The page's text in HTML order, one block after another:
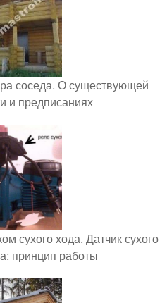
соседа. О существующей
и предписаниях
сухого хода. Датчик сухого
принцип работы